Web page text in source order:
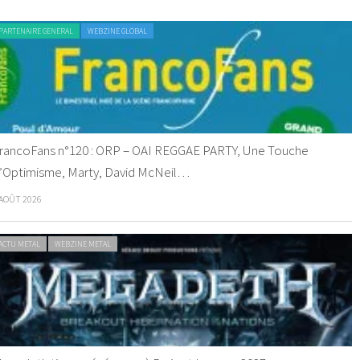
GENERAL WEBZINE GLOBAL
n°120 : ORP – OAI REGGAE PARTY, Une Touche
Marty, David McNeil…
2026
METAL WEBZINE METAL